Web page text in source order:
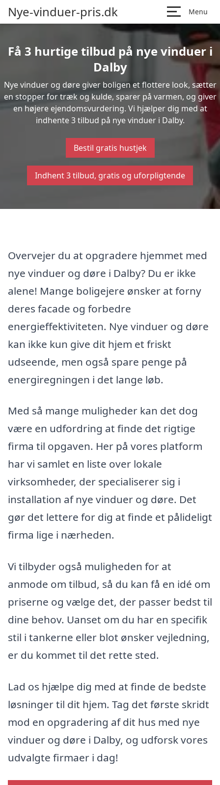
Nye-vinduer-pris.dk Menu
Få 3 hurtige tilbud på nye vinduer i
Dalby
Nye vinduer og døre giver boligen et flottere look, sætter
en stopper for træk og kulde, sparer på varmen, og giver
en højere ejendomsvurdering. Vi hjælper dig med at
indhente 3 tilbud på nye vinduer i Dalby.
Bestil gratis hustjek
Indhent 3 tilbud, gratis og uforpligtende
Overvejer du at opgradere hjemmet med
nye vinduer og døre i Dalby? Du er ikke
alene! Mange boligejere ønsker at forny
deres facade og forbedre
energieffektiviteten. Nye vinduer og døre
kan ikke kun give dit hjem et friskt
udseende, men også spare penge på
energiregningen i det lange løb.
Med så mange muligheder kan det dog
være en udfordring at finde det rigtige
firma til opgaven. Her på vores platform
har vi samlet en liste over lokale
virksomheder, der specialiserer sig i
installation af nye vinduer og døre. Det
gør det lettere for dig at finde et pålideligt
firma lige i nærheden.
Vi tilbyder også muligheden for at
anmode om tilbud, så du kan få en idé om
priserne og vælge det, der passer bedst til
dine behov. Uanset om du har en specifik
stil i tankerne eller blot ønsker vejledning,
er du kommet til det rette sted.
Lad os hjælpe dig med at finde de bedste
løsninger til dit hjem. Tag det første skridt
mod en opgradering af dit hus med nye
vinduer og døre i Dalby, og udforsk vores
udvalgte firmaer i dag!